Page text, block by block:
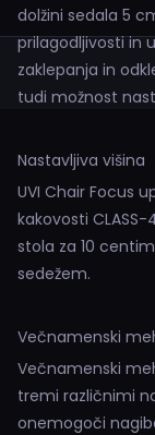
dolžini sedala 5
prilagodljivosti in
zaklepanja in
tudi možnost
Nastavljiva višina
UVI Chair Focus
kakovosti
stola za 10
sedežem.
Večnamenski
Večnamenski
tremi različnimi
onemogoči